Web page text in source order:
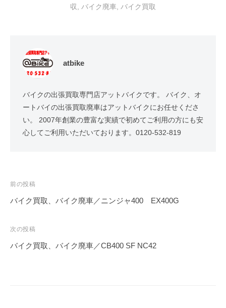
収 , バイク廃車, バイク買取
atbike
バイクの出張買取専門店アットバイクです。 バイク、オ
ートバイの出張買取廃車はアットバイクにお任せくださ
い。 2007年創業の豊富な実績で初めてご利用の方にも安
心してご利用いただいております。0120-532-819
前の投稿
バイク買取、バイク廃車／ニンジャ400 EX400G
次の投稿
バイク買取、バイク廃車／CB400 SF NC42